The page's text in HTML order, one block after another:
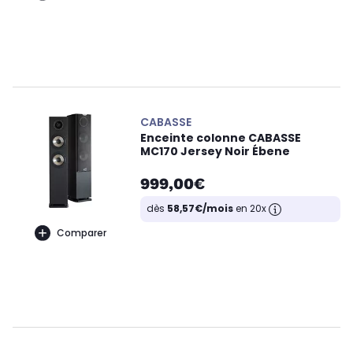
Comparer
CABASSE
Enceinte colonne CABASSE
MC170 Jersey Noir Ébene
999,00€
dès 58,57€/moisen 20x